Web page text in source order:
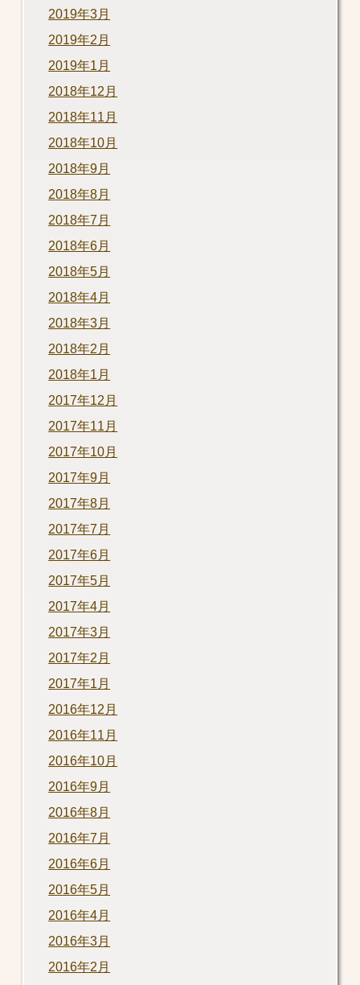
2019年3月
2019年2月
2019年1月
2018年12月
2018年11月
2018年10月
2018年9月
2018年8月
2018年7月
2018年6月
2018年5月
2018年4月
2018年3月
2018年2月
2018年1月
2017年12月
2017年11月
2017年10月
2017年9月
2017年8月
2017年7月
2017年6月
2017年5月
2017年4月
2017年3月
2017年2月
2017年1月
2016年12月
2016年11月
2016年10月
2016年9月
2016年8月
2016年7月
2016年6月
2016年5月
2016年4月
2016年3月
2016年2月